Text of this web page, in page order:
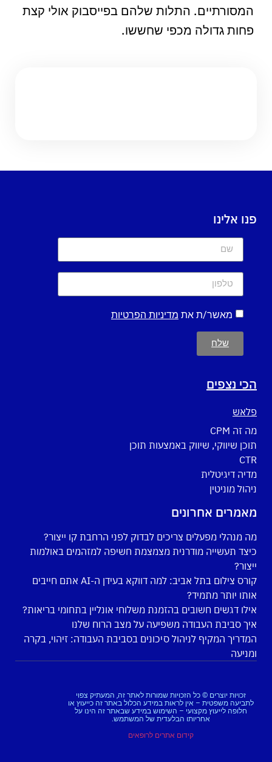
המסורתיים. התלות שלהם בפייסבוק אולי קצת
פחות גדולה מכפי שחששו.
פנו אלינו
מאשר/ת את מדיניות הפרטיות
שלח
הכי נצפים
פלאש
מה זה CPM
תוכן שיווקי, שיווק באמצעות תוכן
CTR
מדיה דיגיטלית
ניהול מוניטין
מאמרים אחרונים
מה מנהלי מפעלים צריכים לבדוק לפני הרחבת קו ייצור?
כיצד תעשייה מודרנית מצמצמת חשיפה למזהמים באולמות
ייצור?
קורס צילום בתל אביב: למה דווקא בעידן ה-AI אתם חייבים
אותו יותר מתמיד?
אילו דגשים חשובים בהזמנת משלוחי אונליין בתחומי בריאות?
איך סביבת העבודה משפיעה על מצב הרוח שלנו
המדריך המקיף לניהול סיכונים בסביבת העבודה: זיהוי, בקרה
ומניעה
זכויות יוצרים © כל הזכויות שמורות לאתר זה, המעתיק צפוי
לתביעה משפטית – אין לראות במידע הכלול באתר זה כייעוץ או
חלופה לייעוץ מקצועי – השימוש במידע שבאתר זה הינו על
אחריותו הבלעדית של המשתמש.
קידום אתרים לרופאים